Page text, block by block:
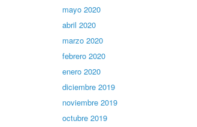
mayo 2020
abril 2020
marzo 2020
febrero 2020
enero 2020
diciembre 2019
noviembre 2019
octubre 2019